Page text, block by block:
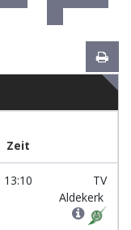
Zeit
13:10
TV
Aldekerk